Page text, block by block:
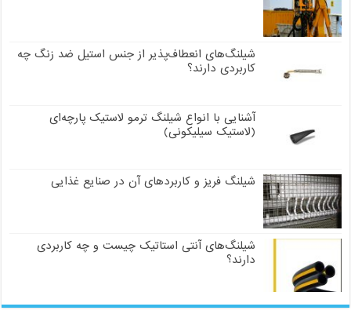
شیلنگ‌های انعطاف‌پذیر از جنس استیل ضد زنگ چه
کاربردی دارند؟
آشنایی با انواع شیلنگ ترمو لاستیک پارچه‌ای
(لاستیک سیلیکونی)
شیلنگ فریز و کاربردهای آن در صنایع غذایی
شیلنگ‌های آنتی استاتیک چیست و چه کاربردی
دارند؟